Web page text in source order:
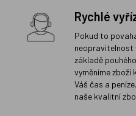
Rychlé
Pokud to
neopravitelnost
základě
vyměníme zboží
Váš čas a
naše kvalitní